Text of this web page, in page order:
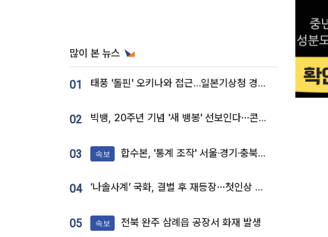
많이 본 뉴스
01 태풍 '돌핀' 오키나와 접근…일본기상청 경로 업데이트
02 빅뱅, 20주년 기념 '새 뱅봉' 선보인다⋯콘서트 앞두고 팝업 개최
03 속보 합수본, '통계 조작' 서울·경기·충북 선관위 등 추가 압수수색
04 ‘나솔사계’ 국화, 결별 후 재등장⋯첫인상 투표 휩쓸고 ‘인기녀’ 등극
05 속보 전북 완주 삼례읍 공장서 화재 발생